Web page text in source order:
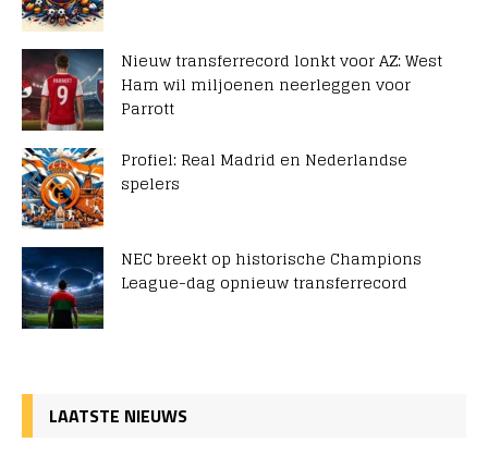
Nieuw transferrecord lonkt voor AZ: West
Ham wil miljoenen neerleggen voor
Parrott
Profiel: Real Madrid en Nederlandse
spelers
NEC breekt op historische Champions
League-dag opnieuw transferrecord
LAATSTE NIEUWS